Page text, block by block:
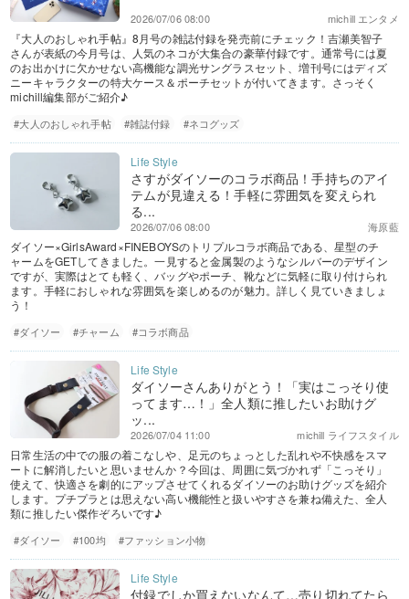
michill エンタメ
2026/07/06 08:00
『大人のおしゃれ手帖』8月号の雑誌付録を発売前にチェック！吉瀬美智子
さんが表紙の今月号は、人気のネコが大集合の豪華付録です。通常号には夏
のお出かけに欠かせない高機能な調光サングラスセット、増刊号にはディズ
ニーキャラクターの特大ケース＆ポーチセットが付いてきます。さっそく
michill編集部がご紹介♪
#大人のおしゃれ手帖 #雑誌付録 #ネコグッズ
さすがダイソーのコラボ商品！手持ちのアイ
テムが見違える！手軽に雰囲気を変えられ
る...
海原藍
2026/07/06 08:00
ダイソー×GirlsAward×FINEBOYSのトリプルコラボ商品である、星型のチ
ャームをGETしてきました。一見すると金属製のようなシルバーのデザイン
ですが、実際はとても軽く、バッグやポーチ、靴などに気軽に取り付けられ
ます。手軽におしゃれな雰囲気を楽しめるのが魅力。詳しく見ていきましょ
う！
#ダイソー #チャーム #コラボ商品
ダイソーさんありがとう！「実はこっそり使
ってます…！」全人類に推したいお助けグ
ッ...
michill ライフスタイル
2026/07/04 11:00
日常生活の中での服の着こなしや、足元のちょっとした乱れや不快感をスマ
ートに解消したいと思いませんか？今回は、周囲に気づかれず「こっそり」
使えて、快適さを劇的にアップさせてくれるダイソーのお助けグッズを紹介
します。プチプラとは思えない高い機能性と扱いやすさを兼ね備えた、全人
類に推したい傑作ぞろいです♪
#ダイソー #100均 #ファッション小物
付録でしか買えないなんて…売り切れてたら